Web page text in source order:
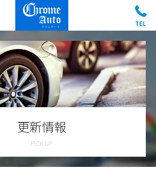
更新情報